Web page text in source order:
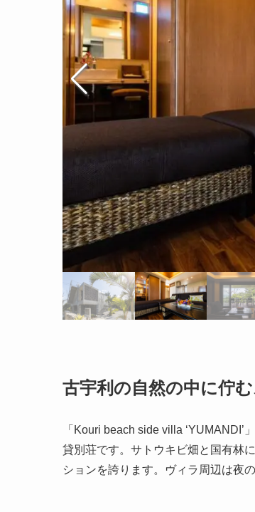
古宇利の自然の中に佇
「Kouri beach side villa
貸別荘です。サトウキビ畑と国有林
ションを誇ります。ヴィラ周辺は夜